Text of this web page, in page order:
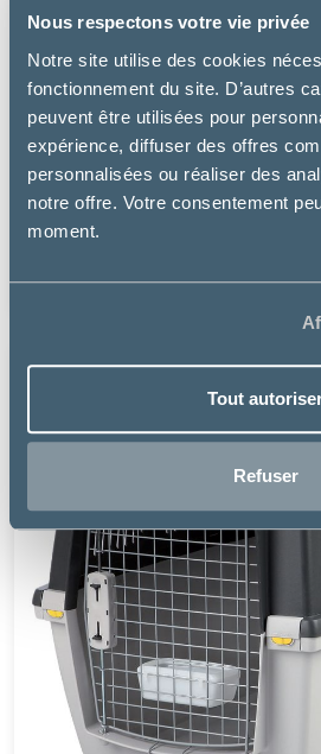
Nous respectons votre vie privée
Notre site utilise des cookies
fonctionnement du site. D’autres
peuvent être utilisées pour
expérience, diffuser des offres
personnalisées ou réaliser des
notre offre. Votre consentement
moment.
Tout
Refuser
CALCIUM
9.30€